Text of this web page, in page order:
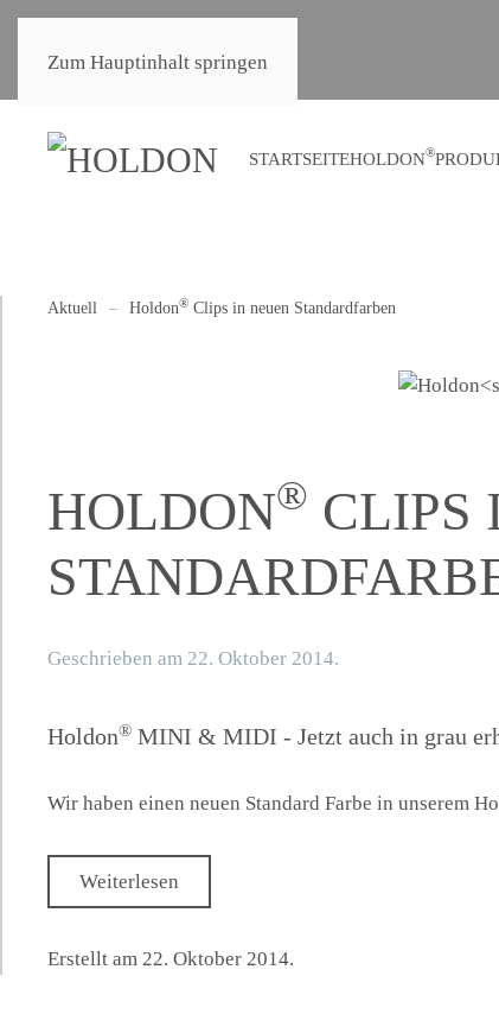
Zum Hauptinhalt springen
STARTSEITEHOLDON®
Aktuell Holdon® Clips in neuen Standardfarben
HOLDON® CLIPS
Geschrieben am 22. Oktober 2014.
Holdon® MINI & MIDI - Jetzt auch in grau
Wir haben einen neuen Standard Farbe in unserem
Weiterlesen
Erstellt am 22. Oktober 2014.